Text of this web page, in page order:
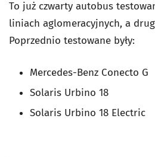
To już czwarty autobus
liniach aglomeracyjnych, a
Poprzednio testowane były:
Mercedes-Benz Conecto G
Solaris Urbino 18
Solaris Urbino 18 Electric